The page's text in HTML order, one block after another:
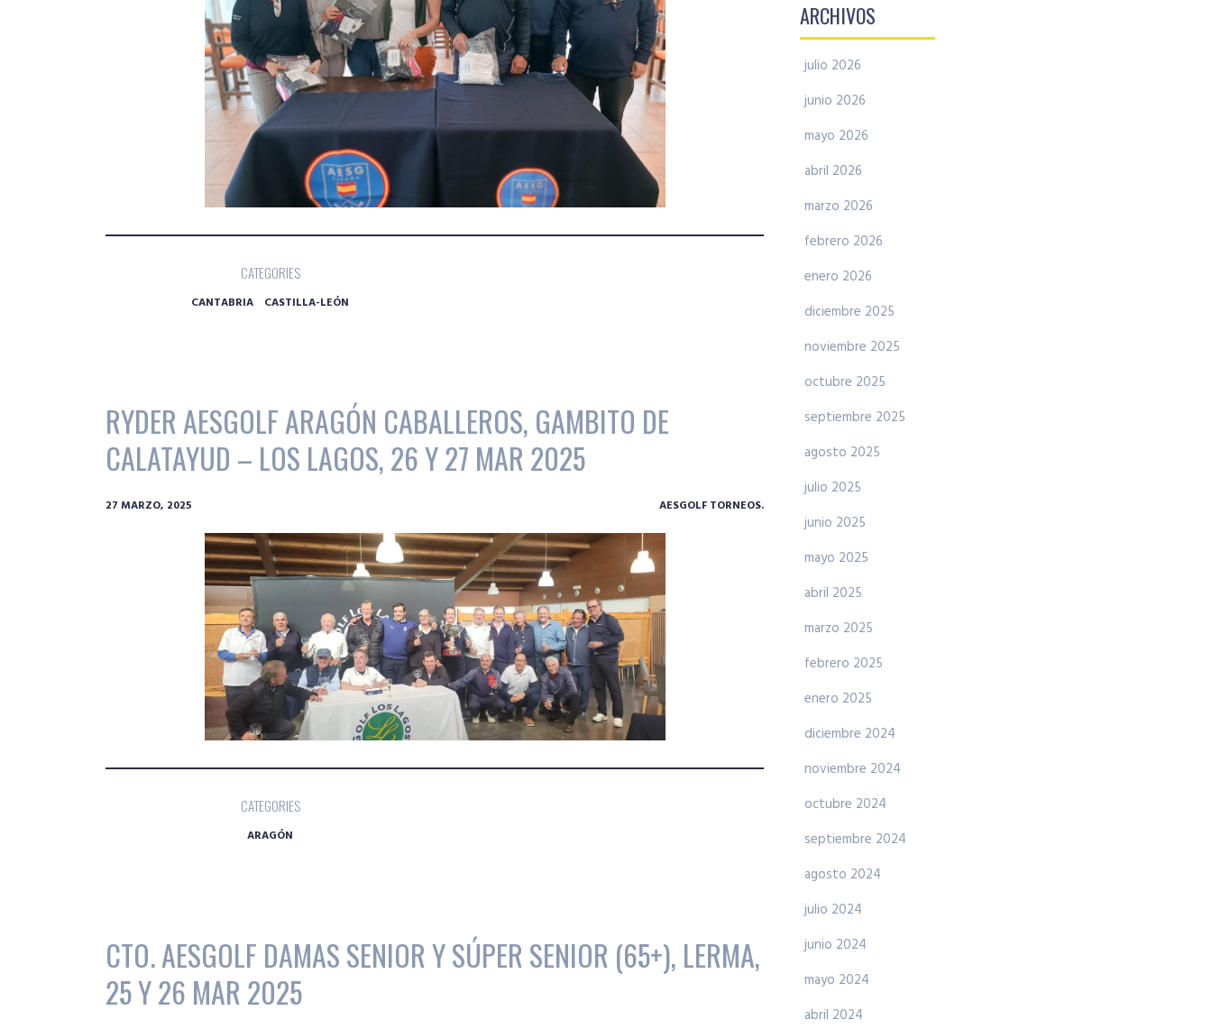
CATEGORIES
CANTABRIA CASTILLA-LEÓN
RYDER AESGOLF ARAGÓN CABALLEROS, GAMBITO DE
CALATAYUD – LOS LAGOS, 26 Y 27 MAR 2025
27 MARZO, 2025 AESGOLF TORNEOS.
CATEGORIES
ARAGÓN
CTO. AESGOLF DAMAS SENIOR Y SÚPER SENIOR (65+), LERMA,
25 Y 26 MAR 2025
ARCHIVOS
julio 2026
junio 2026
mayo 2026
abril 2026
marzo 2026
febrero 2026
enero 2026
diciembre 2025
noviembre 2025
octubre 2025
septiembre 2025
agosto 2025
julio 2025
junio 2025
mayo 2025
abril 2025
marzo 2025
febrero 2025
enero 2025
diciembre 2024
noviembre 2024
octubre 2024
septiembre 2024
agosto 2024
julio 2024
junio 2024
mayo 2024
abril 2024